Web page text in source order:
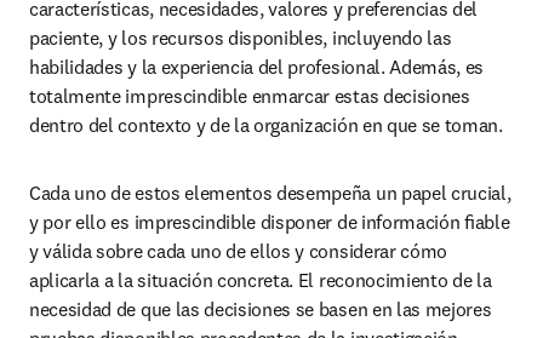
características, necesidades, valores y preferencias del
paciente, y los recursos disponibles, incluyendo las
habilidades y la experiencia del profesional. Además, es
totalmente imprescindible enmarcar estas decisiones
dentro del contexto y de la organización en que se toman.
Cada uno de estos elementos desempeña un papel crucial,
y por ello es imprescindible disponer de información ﬁable
y válida sobre cada uno de ellos y considerar cómo
aplicarla a la situación concreta. El reconocimiento de la
necesidad de que las decisiones se basen en las mejores